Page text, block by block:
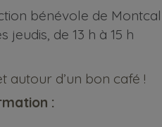
bénévole de
jeudis, de 13 h à 15 h
autour d’un bon café !
: